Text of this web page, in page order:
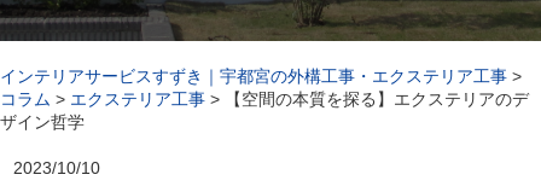
インテリアサービスすずき｜宇都宮の外構工事・エクステリア工事 >
コラム > エクステリア工事 >
【空間の本質を探る】エクステリアのデ
ザイン哲学
2023/10/10